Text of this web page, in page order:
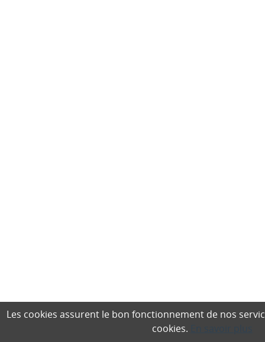
Les cookies assurent le bon fonctionnement de nos
cookies.